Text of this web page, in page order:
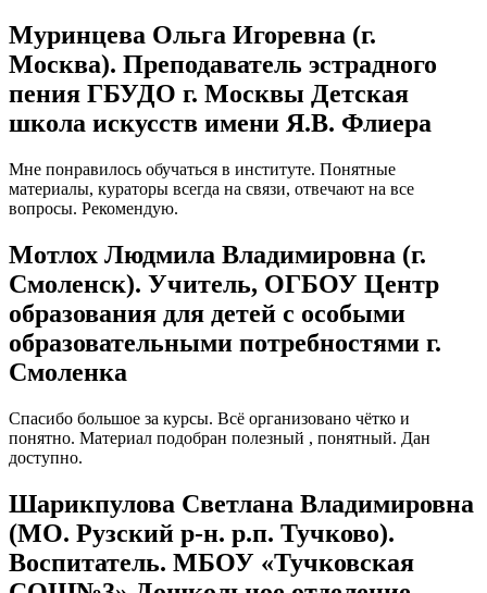
Муринцева Ольга Игоревна (г.
Москва). Преподаватель эстрадного
пения ГБУДО г. Москвы Детская
школа искусств имени Я.В. Флиера
Мне понравилось обучаться в институте. Понятные
материалы, кураторы всегда на связи, отвечают на все
вопросы. Рекомендую.
Мотлох Людмила Владимировна (г.
Смоленск). Учитель, ОГБОУ Центр
образования для детей с особыми
образовательными потребностями г.
Смоленка
Спасибо большое за курсы. Всё организовано чётко и
понятно. Материал подобран полезный , понятный. Дан
доступно.
Шарикпулова Светлана Владимировна
(МО. Рузский р-н. р.п. Тучково).
Воспитатель. МБОУ «Тучковская